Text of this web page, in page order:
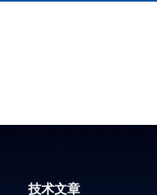
技术文章